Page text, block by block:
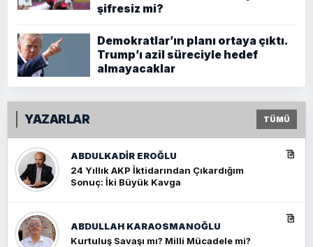
şifresiz mi?
Demokratlar’ın planı ortaya çıktı.
Trump’ı azil süreciyle hedef
almayacaklar
YAZARLAR TÜMÜ
ABDULKADIR EROĞLU
24 Yıllık AKP İktidarından Çıkardığım
Sonuç: İki Büyük Kavga
ABDULLAH KARAOSMANOĞLU
Kurtuluş Savaşı mı? Milli Mücadele mi?